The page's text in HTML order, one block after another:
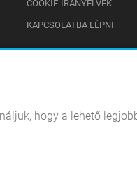
COOKIE-IRÁNYELVEK
KAPCSOLATBA LÉPNI
hogy a lehető